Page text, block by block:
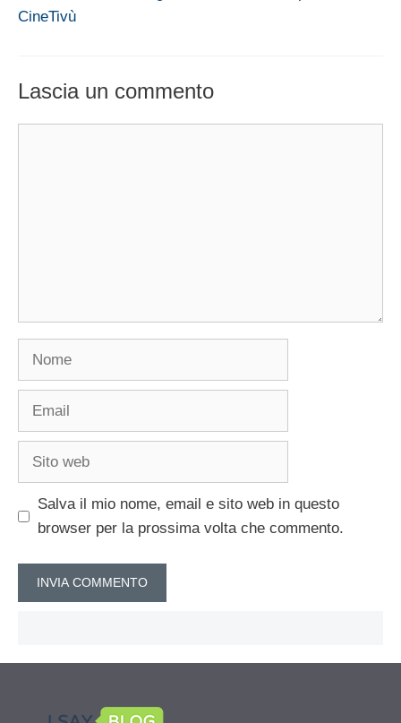
CineTivù
Lascia un commento
Nome
Email
Sito
Salva il mio nome, email e sito web in questo
browser per la prossima volta che commento.